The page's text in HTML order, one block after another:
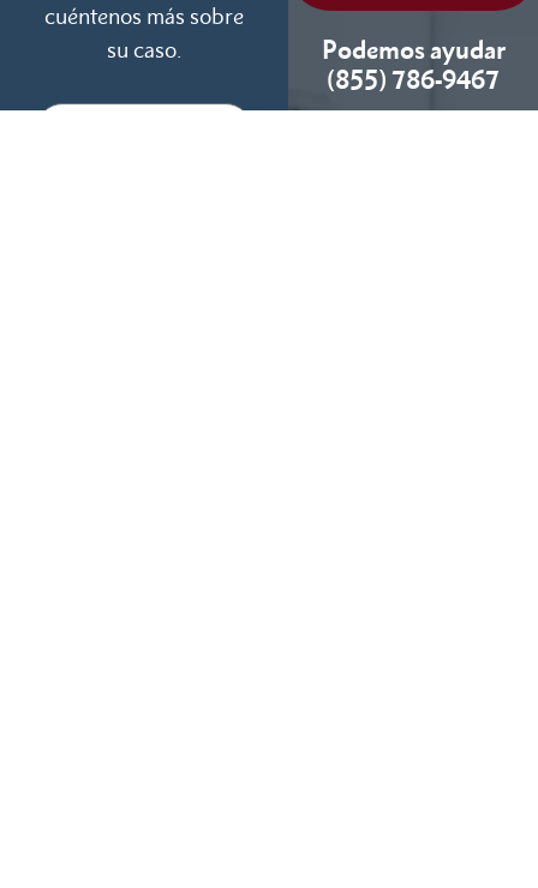
cuéntenos más sobre
su caso.
Podemos ayudar
(855) 786-9467